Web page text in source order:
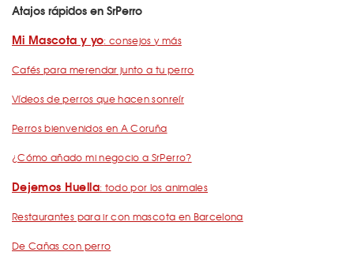
Atajos rápidos en SrPerro
Mi Mascota y yo: consejos y más
Cafés para merendar junto a tu perro
Vídeos de perros que hacen sonreír
Perros bienvenidos en A Coruña
¿Cómo añado mi negocio a SrPerro?
Dejemos Huella: todo por los animales
Restaurantes para ir con mascota en Barcelona
De Cañas con perro